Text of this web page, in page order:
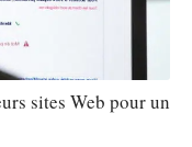
sites Web pour un